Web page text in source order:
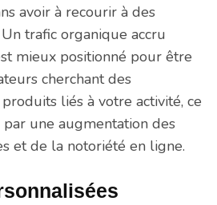
avoir à recourir à des
trafic organique accru
mieux positionné pour être
cherchant des
liés à votre activité, ce
une augmentation des
et de la notoriété en ligne.